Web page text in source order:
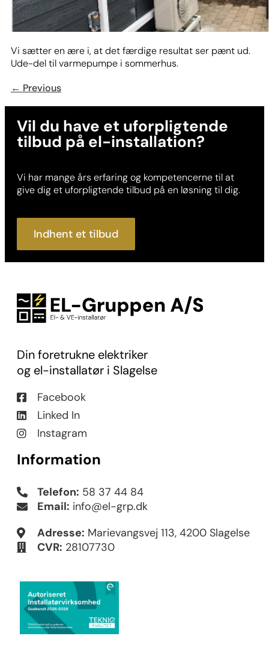
Vi sætter en ære i, at det færdige resultat ser pænt ud.
Ude-del til varmepumpe i sommerhus.
← Previous
Vil du have et uforpligtende
tilbud på el-installation?
Vi har mange års erfaring og kompetencerne til at
give dig et uforpligtende tilbud på en løsning til dig.
Indhent et tilbud
Din foretrukne elektriker
og el-installatør i Slagelse
Facebook
Linked In
Instagram
Information
Telefon: 58 37 44 84
Email: info@el-grp.dk
Adresse: Marievangsvej 113, 4200 Slagelse
CVR: 28107730